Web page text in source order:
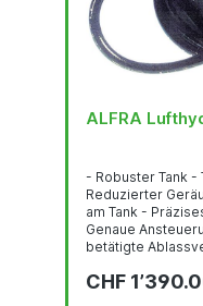
ALFRA
- Robuster Tank -
Reduzierter
am Tank -
Genaue
betätigte
Schnellkupplung
CHF